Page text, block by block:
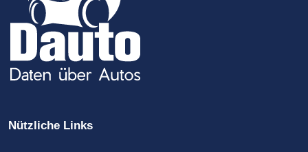
Nützliche Links